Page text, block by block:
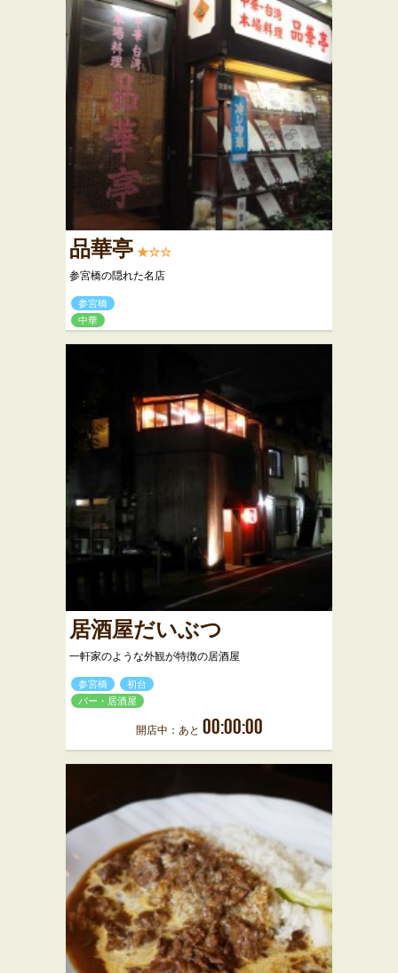
品華亭 ★☆☆
参宮橋の隠れた名店
参宮橋
中華
居酒屋だいぶつ
一軒家のような外観が特徴の居酒屋
参宮橋
初台
バー・居酒屋
開店中：あと 00:00:00